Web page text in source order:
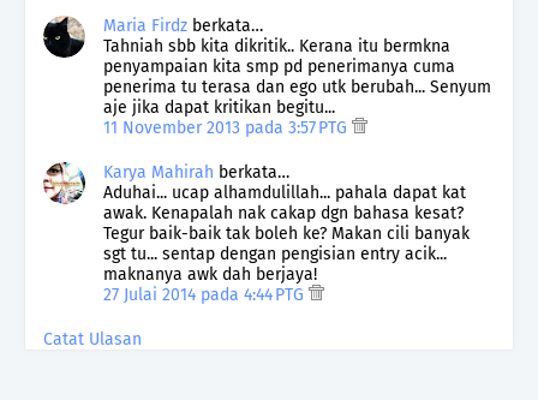
Maria Firdz berkata…
Tahniah sbb kita dikritik.. Kerana itu bermkna
penyampaian kita smp pd penerimanya cuma
penerima tu terasa dan ego utk berubah... Senyum
aje jika dapat kritikan begitu...
11 November 2013 pada 3:57 PTG
Karya Mahirah berkata…
Aduhai... ucap alhamdulillah... pahala dapat kat
awak. Kenapalah nak cakap dgn bahasa kesat?
Tegur baik-baik tak boleh ke? Makan cili banyak
sgt tu... sentap dengan pengisian entry acik...
maknanya awk dah berjaya!
27 Julai 2014 pada 4:44 PTG
Catat Ulasan